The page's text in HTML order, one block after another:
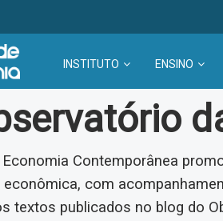
INSTITUTO ENSINO
Contemporânea
econômica, com
textos publicados no blog do